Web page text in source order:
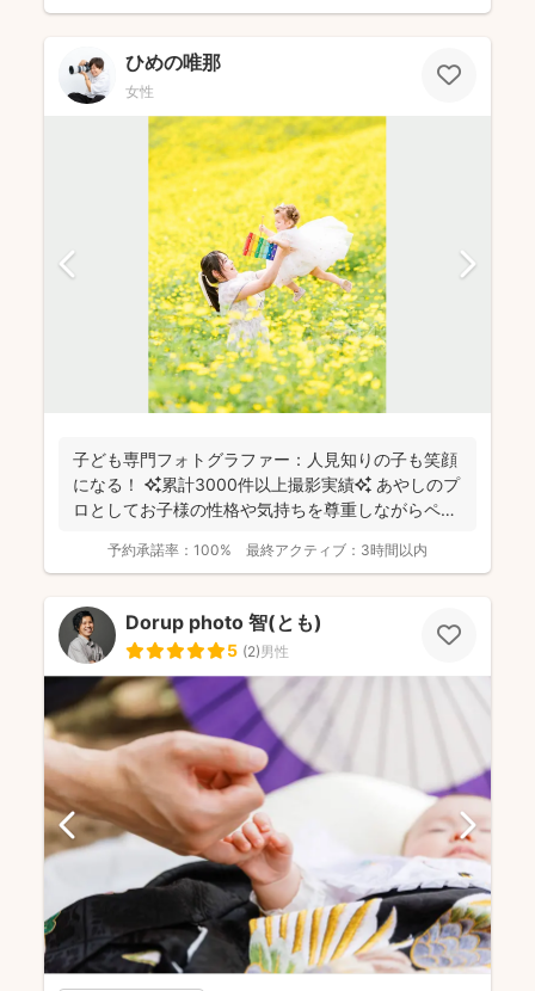
ひめの唯那
女性
子ども専門フォトグラファー：人見知りの子も笑顔
になる！ ✨累計3000件以上撮影実績✨ あやしのプ
ロとしてお子様の性格や気持ちを尊重しながらペー
予約承諾率： 100% 最終アクティブ： 3時間以内
Dorup photo 智(とも)
5 (2)男性